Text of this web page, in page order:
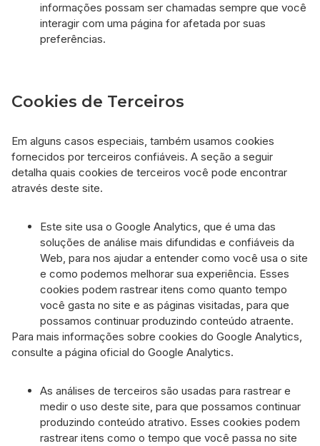
informações possam ser chamadas sempre que você
interagir com uma página for afetada por suas
preferências.
Cookies de Terceiros
Em alguns casos especiais, também usamos cookies
fornecidos por terceiros confiáveis. A seção a seguir
detalha quais cookies de terceiros você pode encontrar
através deste site.
Este site usa o Google Analytics, que é uma das
soluções de análise mais difundidas e confiáveis ​​da
Web, para nos ajudar a entender como você usa o site
e como podemos melhorar sua experiência. Esses
cookies podem rastrear itens como quanto tempo
você gasta no site e as páginas visitadas, para que
possamos continuar produzindo conteúdo atraente.
Para mais informações sobre cookies do Google Analytics,
consulte a página oficial do Google Analytics.
As análises de terceiros são usadas para rastrear e
medir o uso deste site, para que possamos continuar
produzindo conteúdo atrativo. Esses cookies podem
rastrear itens como o tempo que você passa no site